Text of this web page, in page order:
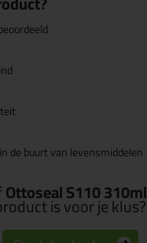
de buurt van levensmiddelen
Ottoseal S110 310ml
is voor je klus?